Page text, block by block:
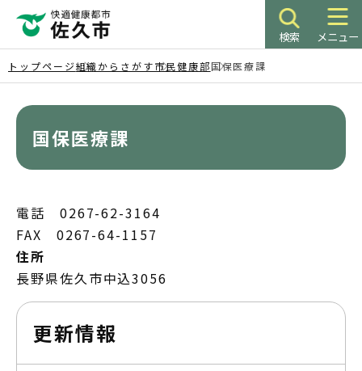
ペ
ー
ジ
検索 メニュー
トップページ組織からさがす市民健康部国保医療課
国保医療課
電話 0267-62-3164
FAX 0267-64-1157
住所
長野県佐久市中込3056
更新情報